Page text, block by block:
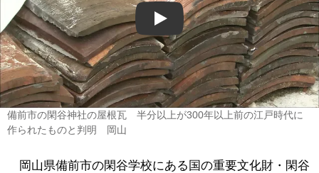
Play
備前市の閑谷神社の屋根瓦 半分以上が300年以上前の江戸時代に
作られたものと判明 岡山
岡山県備前市の閑谷学校にある国の重要文化財・閑谷